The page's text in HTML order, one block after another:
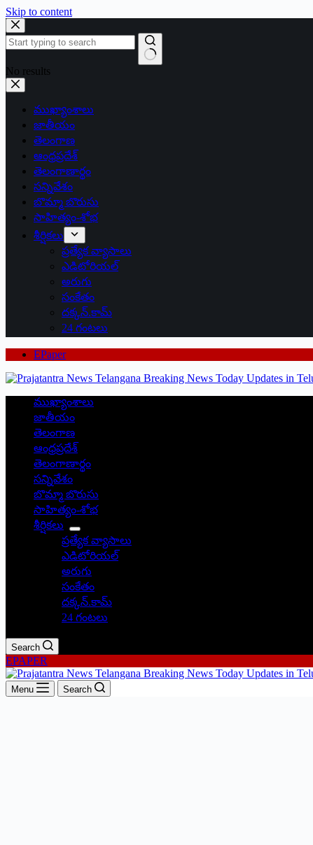
Skip to content
No results
ముఖ్యాంశాలు
జాతీయం
తెలంగాణ
ఆంధ్రప్రదేశ్
తెలంగాణార్థం
సన్నివేశం
బొమ్మా బొరుసు
సాహిత్యం-శోభ
శీర్షికలు
ప్రత్యేక వ్యాసాలు
ఎడిటోరియల్
అరుగు
సంకేతం
దక్కన్.కామ్
24 గంటలు
EPaper
ముఖ్యాంశాలు
జాతీయం
తెలంగాణ
ఆంధ్రప్రదేశ్
తెలంగాణార్థం
సన్నివేశం
బొమ్మా బొరుసు
సాహిత్యం-శోభ
శీర్షికలు
ప్రత్యేక వ్యాసాలు
ఎడిటోరియల్
అరుగు
సంకేతం
దక్కన్.కామ్
24 గంటలు
Search
EPAPER
Menu Search